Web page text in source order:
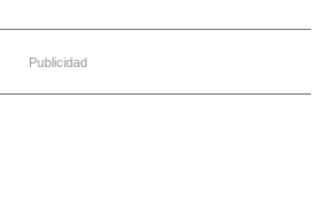
Publicidad